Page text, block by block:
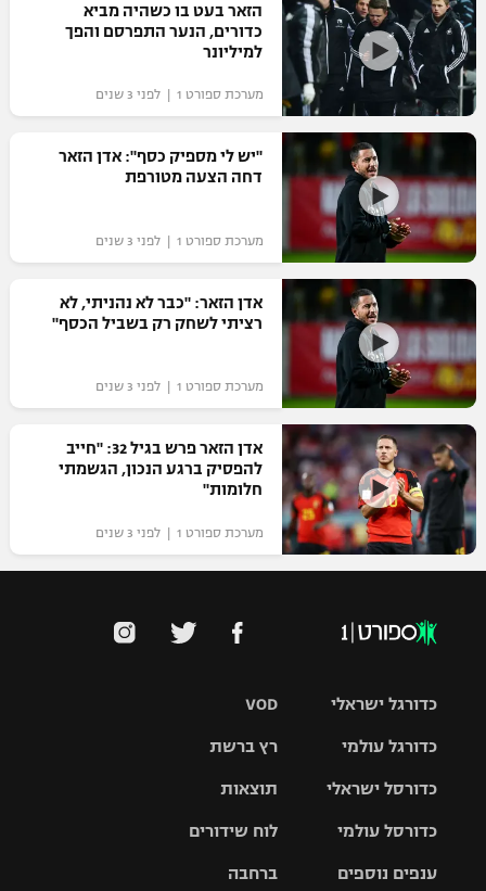
הזאר בעט בו כשהיה מביא
כדורים, הנער התפרסם והפך
למיליונר
מערכת ספורט 1 | לפני 3 שנים
"יש לי מספיק כסף": אדן הזאר
דחה הצעה מטורפת
מערכת ספורט 1 | לפני 3 שנים
אדן הזאר: "כבר לא נהניתי, לא
רציתי לשחק רק בשביל הכסף"
מערכת ספורט 1 | לפני 3 שנים
אדן הזאר פרש בגיל 32: "חייב
להפסיק ברגע הנכון, הגשמתי
חלומות"
מערכת ספורט 1 | לפני 3 שנים
VOD
רץ ברשת
תוצאות
לוח שידורים
ברחבה
כדורגל ישראלי
גביע הטוטו
כדורגל עולמי
האלופות
ליגה
כדורסל ישראלי
סל
כדורסל עולמי
ענפים נוספים